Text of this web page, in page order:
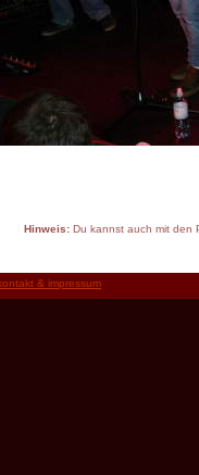
Hinweis:Du kannst auch mit den
& impressum